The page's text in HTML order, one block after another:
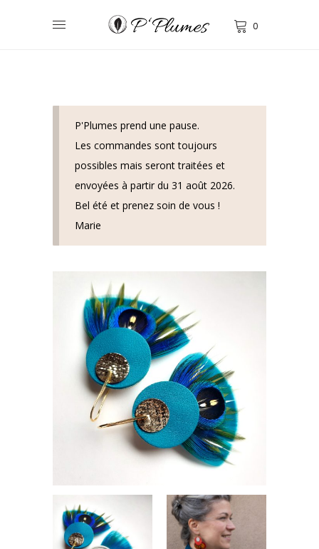
0
P'Plumes prend une pause.
Les commandes sont toujours
possibles mais seront traitées et
envoyées à partir du 31 août 2026.
Bel été et prenez soin de vous !
Marie